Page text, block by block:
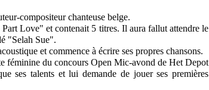
compositeur chanteuse belge.
Love" et contenait 5 titres. Il aura fallut attendre le
"Selah Sue".
et commence à écrire ses propres chansons.
féminine du concours Open Mic-avond de Het Depot
ses talents et lui demande de jouer ses premières